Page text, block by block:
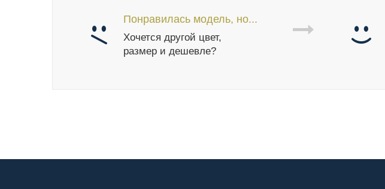
Понравилась модель, но...
Хочется другой цвет,
размер и дешевле?